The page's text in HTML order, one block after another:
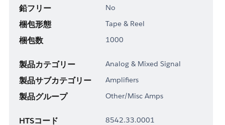
鉛フリー No
梱包形態 Tape & Reel
梱包数 1000
製品カテゴリー Analog & Mixed Signal
製品サブカテゴリー Amplifiers
製品グループ Other/Misc Amps
HTSコード 8542.33.0001